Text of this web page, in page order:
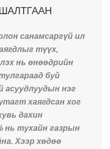
санамсаргүй ил
түүх,
нь өнөөдрийн
буй
асуудлуудын нэг
хаягдсан хог
дахин
нь тухайн газрын
Хээр хөдөө